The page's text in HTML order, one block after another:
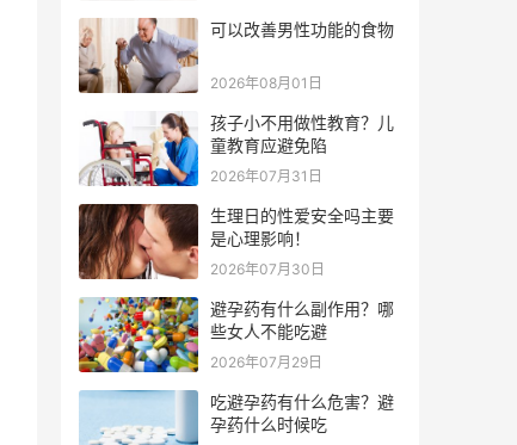
可以改善男性功能的食物
2026年08月01日
孩子小不用做性教育？儿
童教育应避免陷
2026年07月31日
生理日的性爱安全吗主要
是心理影响！
2026年07月30日
避孕药有什么副作用？哪
些女人不能吃避
2026年07月29日
吃避孕药有什么危害？避
孕药什么时候吃